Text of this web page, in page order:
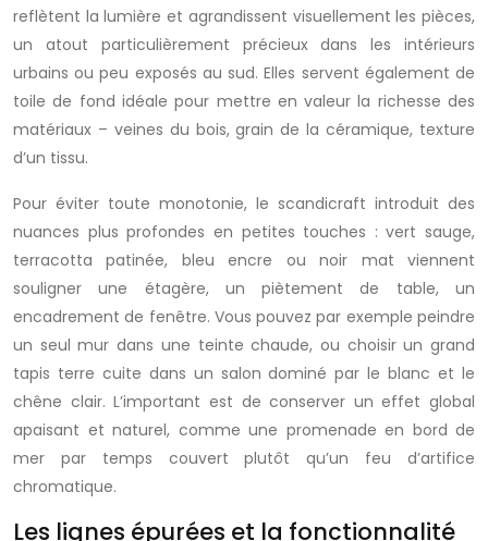
reflètent la lumière et agrandissent visuellement les pièces,
un atout particulièrement précieux dans les intérieurs
urbains ou peu exposés au sud. Elles servent également de
toile de fond idéale pour mettre en valeur la richesse des
matériaux – veines du bois, grain de la céramique, texture
d’un tissu.
Pour éviter toute monotonie, le scandicraft introduit des
nuances plus profondes en petites touches : vert sauge,
terracotta patinée, bleu encre ou noir mat viennent
souligner une étagère, un piètement de table, un
encadrement de fenêtre. Vous pouvez par exemple peindre
un seul mur dans une teinte chaude, ou choisir un grand
tapis terre cuite dans un salon dominé par le blanc et le
chêne clair. L’important est de conserver un effet global
apaisant et naturel, comme une promenade en bord de
mer par temps couvert plutôt qu’un feu d’artifice
chromatique.
Les lignes épurées et la fonctionnalité